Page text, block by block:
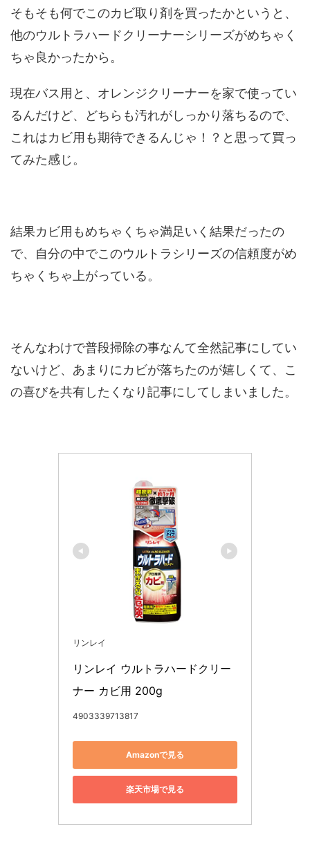
そもそも何でこのカビ取り剤を買ったかというと、
他のウルトラハードクリーナーシリーズがめちゃく
ちゃ良かったから。
現在バス用と、オレンジクリーナーを家で使ってい
るんだけど、どちらも汚れがしっかり落ちるので、
これはカビ用も期待できるんじゃ！？と思って買っ
てみた感じ。
結果カビ用もめちゃくちゃ満足いく結果だったの
で、自分の中でこのウルトラシリーズの信頼度がめ
ちゃくちゃ上がっている。
そんなわけで普段掃除の事なんて全然記事にしてい
ないけど、あまりにカビが落ちたのが嬉しくて、こ
の喜びを共有したくなり記事にしてしまいました。
リンレイ
リンレイ ウルトラハードクリー
ナー カビ用 200g
4903339713817
Amazonで見る
楽天市場で見る